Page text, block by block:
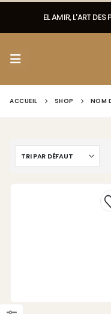
EL AMIR, L'ART
ACCUEIL SHOP NOM